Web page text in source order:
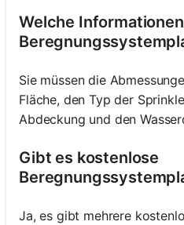
Welche
Sie müssen die
Fläche, den Typ der
Abdeckung und den
Gibt es kostenlose
Ja, es gibt mehrere